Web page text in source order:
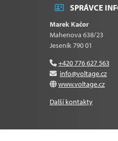
SPRÁVCE
Marek Kačor
Mahenova 638/23
Jeseník 790 01
+420 776 627 563
info@voltage.cz
www.voltage.cz
Další kontakty